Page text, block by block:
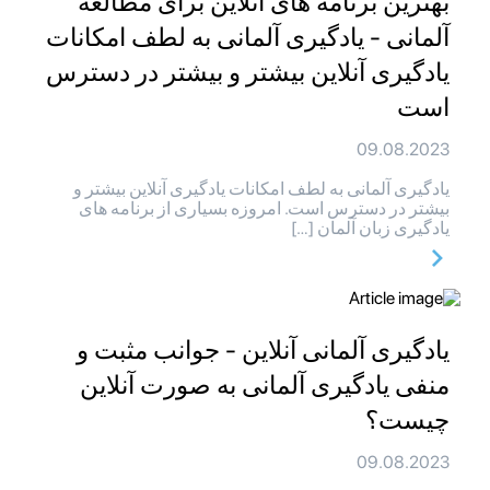
آلمانی - یادگیری آلمانی به لطف امکانات
یادگیری آنلاین بیشتر و بیشتر در دسترس
است
09.08.2023
یادگیری آلمانی به لطف امکانات یادگیری آنلاین بیشتر و
بیشتر در دسترس است. امروزه بسیاری از برنامه های
یادگیری زبان آلمان […]
یادگیری آلمانی آنلاین - جوانب مثبت و
منفی یادگیری آلمانی به صورت آنلاین
چیست؟
09.08.2023